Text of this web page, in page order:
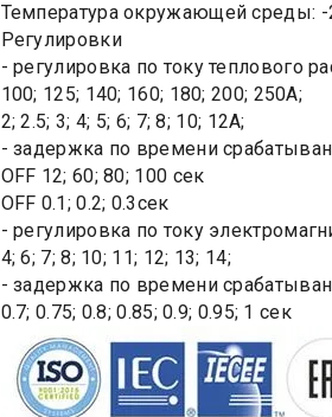
Температура окружающей среды: -
Регулировки
- регулировка по току теплового
100; 125; 140; 160; 180; 200; 250А;
2; 2.5; 3; 4; 5; 6; 7; 8; 10; 12А;
- задержка по времени
OFF 12; 60; 80; 100 сек
OFF 0.1; 0.2; 0.3сек
- регулировка по току
4; 6; 7; 8; 10; 11; 12; 13; 14;
- задержка по времени
0.7; 0.75; 0.8; 0.85; 0.9; 0.95; 1 сек